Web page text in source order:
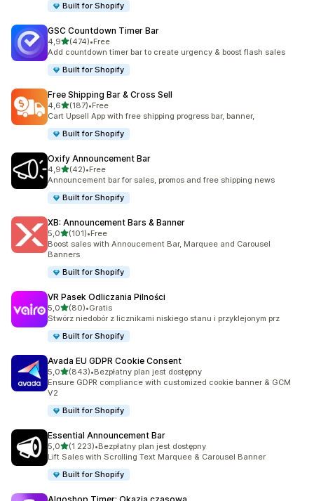
Built for Shopify
GSC Countdown Timer Bar
4,9na 5 gwiazdek
(474)
Łączna liczba recenzji: 474
•Free
Add countdown timer bar to create urgency & boost flash sales
Built for Shopify
Free Shipping Bar & Cross Sell
4,6na 5 gwiazdek
(187)
Łączna liczba recenzji: 187
•Free
Cart Upsell App with free shipping progress bar, banner,
Built for Shopify
Oxify Announcement Bar
4,9na 5 gwiazdek
(42)
Łączna liczba recenzji: 42
•Free
Announcement bar for sales, promos and free shipping news
Built for Shopify
XB: Announcement Bars & Banner
5,0na 5 gwiazdek
(101)
Łączna liczba recenzji: 101
•Free
Boost sales with Annoucement Bar, Marquee and Carousel
Banners
Built for Shopify
VR Pasek Odliczania Pilności
5,0na 5 gwiazdek
(80)
Łączna liczba recenzji: 80
•Gratis
Stwórz niedobór z licznikami niskiego stanu i przyklejonym prz
Built for Shopify
Avada EU GDPR Cookie Consent
5,0na 5 gwiazdek
(843)
Łączna liczba recenzji: 843
•Bezpłatny plan jest dostępny
Ensure GDPR compliance with customized cookie banner & GCM
V2
Built for Shopify
Essential Announcement Bar
5,0na 5 gwiazdek
(1 223)
Łączna liczba recenzji: 1223
•Bezpłatny plan jest dostępny
Lift Sales with Scrolling Text Marquee & Carousel Banner
Built for Shopify